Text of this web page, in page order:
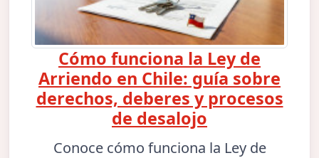
Cómo funciona la Ley de
Arriendo en Chile: guía sobre
derechos, deberes y procesos
de desalojo
Conoce cómo funciona la Ley de